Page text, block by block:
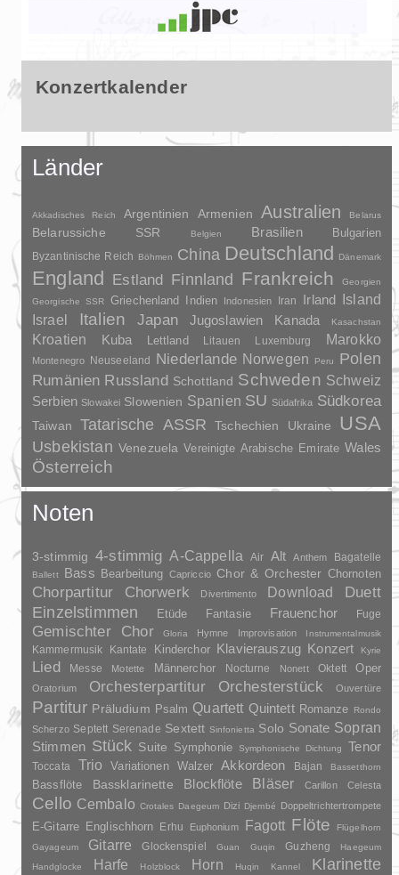
Konzertkalender
Länder
Akkadisches Reich Argentinien Armenien Australien Belarus
Belarussiche SSR Belgien Brasilien Bulgarien
Byzantinische Reich Böhmen China Deutschland Dänemark
England Estland Finnland Frankreich
Georgien
Georgische SSR
Griechenland Indien Indonesien Iran Irland
Island
Israel
Italien Japan Jugoslawien Kanada Kasachstan
Kroatien Kuba Lettland Litauen Luxemburg Marokko
Montenegro Neuseeland Niederlande Norwegen Peru
Polen
Rumänien Russland Schottland Schweden Schweiz
Serbien Slowakei Slowenien Spanien SU Südafrika Südkorea
Taiwan Tatarische ASSR Tschechien Ukraine USA
Usbekistan Venezuela Vereinigte Arabische Emirate Wales
Österreich
Noten
3-stimmig 4-stimmig A-Cappella Air Alt Anthem Bagatelle
Ballett Bass Bearbeitung Capriccio Chor & Orchester Chornoten
Chorpartitur Chorwerk Divertimento Download
Duett
Einzelstimmen
Etüde Fantasie Frauenchor Fuge
Gemischter Chor Gloria Hymne Improvisation Instrumentalmusik
Kammermusik Kantate Kinderchor Klavierauszug Konzert Kyrie
Lied Messe Motette Männerchor Nocturne Nonett Oktett Oper
Oratorium Orchesterpartitur Orchesterstück Ouvertüre
Partitur Präludium Psalm Quartett Quintett Romanze Rondo
Scherzo Septett Serenade Sextett Sinfonietta Solo Sonate Sopran
Stimmen Stück Suite Symphonie Symphonische Dichtung Tenor
Toccata Trio Variationen Walzer Akkordeon Bajan Bassetthorn
Bassflöte Bassklarinette Blockflöte Bläser Carillon Celesta
Cello Cembalo Crotales Daegeum Dizi Djembé Doppeltrichtertrompete
E-Gitarre Englischhorn Erhu Euphonium Fagott Flöte
Flügelhorn
Gayageum
Gitarre Glockenspiel Guan Guqin Guzheng
Haegeum
Handglocke
Harfe Holzblock Horn Huqin Kannel Klarinette